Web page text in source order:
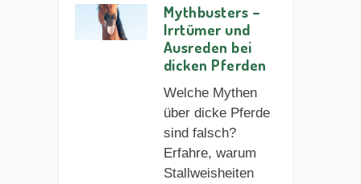
Mythbusters –
Irrtümer und
Ausreden bei
dicken Pferden
Welche Mythen
über dicke Pferde
sind falsch?
Erfahre, warum
Stallweisheiten